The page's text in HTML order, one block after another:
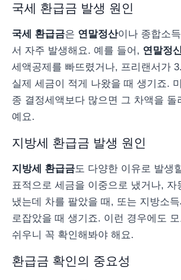
국세 환급금 발생 원인
국세 환급금은 연말정산이나 종합소
서 자주 발생해요. 예를 들어, 연말정
세액공제를 빠뜨렸거나, 프리랜서가
실제 세금이 적게 나왔을 때 생기죠.
종 결정세액보다 많으면 그 차액을 돌
예요.
지방세 환급금 발생 원인
지방세 환급금도 다양한 이유로 발생
표적으로 세금을 이중으로 냈거나, 자
냈는데 차를 팔았을 때, 또는 지방소
로잡았을 때 생기죠. 이런 경우에도
쉬우니 꼭 확인해봐야 해요.
환급금 확인의 중요성